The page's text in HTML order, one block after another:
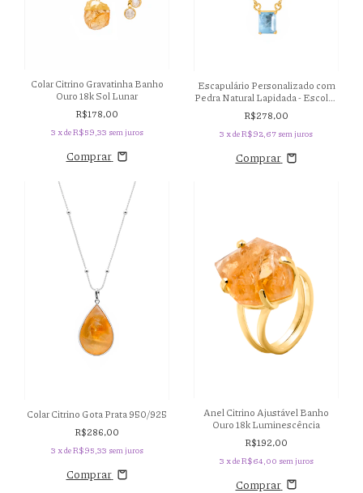
Colar Citrino Gravatinha Banho
Ouro 18k Sol Lunar
R$178,00
3 x deR$59,33 sem juros
Comprar
Escapulário Personalizado com
Pedra Natural Lapidada - Escolha
a sua Pedra - Banho Ouro 18k
R$278,00
3 x deR$92,67 sem juros
Comprar
Colar Citrino Gota Prata 950/925
R$286,00
3 x deR$95,33 sem juros
Comprar
Anel Citrino Ajustável Banho
Ouro 18k Luminescência
R$192,00
3 x deR$64,00 sem juros
Comprar